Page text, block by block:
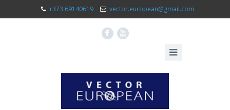
+373 69140619 vector.european@gmail.com
F X